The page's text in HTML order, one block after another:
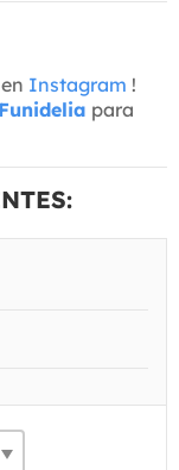
Instagram !
para